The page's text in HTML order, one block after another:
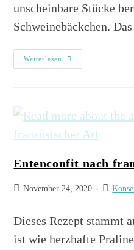
unscheinbare Stücke
Schweinebäckchen.
Weiterlesen
Entenconfit nach
November 24, 2020
Dieses Rezept stammt
ist wie herzhafte